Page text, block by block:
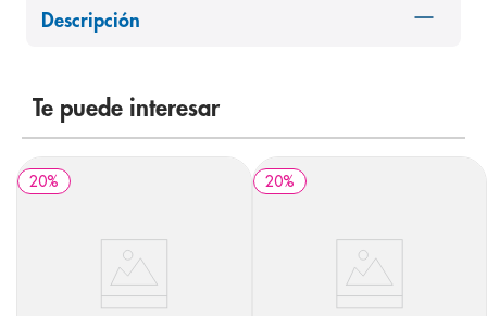
Descripción
Te puede interesar
20% 20%
9 pediasure
10.prueba embarazo